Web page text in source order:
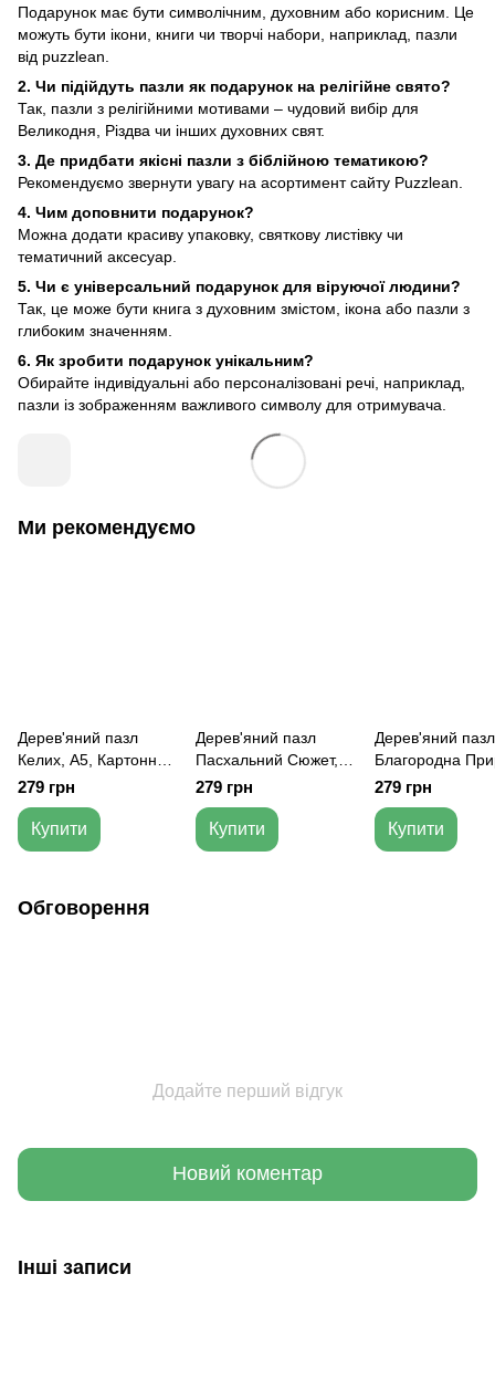
Подарунок має бути символічним, духовним або корисним. Це
можуть бути ікони, книги чи творчі набори, наприклад, пазли
від puzzlean.
2. Чи підійдуть пазли як подарунок на релігійне свято?
Так, пазли з релігійними мотивами – чудовий вибір для
Великодня, Різдва чи інших духовних свят.
3. Де придбати якісні пазли з біблійною тематикою?
Рекомендуємо звернути увагу на асортимент сайту Puzzlean
4. Чим доповнити подарунок?
Можна додати красиву упаковку, святкову листівку чи
тематичний аксесуар.
5. Чи є універсальний подарунок для віруючої людини?
Так, це може бути книга з духовним змістом, ікона або пазли з
глибоким значенням.
6. Як зробити подарунок унікальним?
Обирайте індивідуальні або персоналізовані речі, наприклад,
пазли із зображенням важливого символу для отримувача.
Ми рекомендуємо
Дерев'яний пазл
Келих, А5, Картонна
коробка
279 грн
Купити
Дерев'яний пазл
Пасхальний Сюжет,
А5, Картонна коробка
279 грн
Купити
Дерев'яний пазл
Благородна
А5, Картонна
279 грн
Купити
Обговорення
Додайте перший відгук
Новий коментар
Інші записи